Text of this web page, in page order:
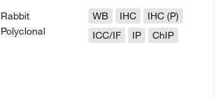
Rabbit
Polyclonal
WB
IHC
IHC (P)
ICC/IF
IP ChIP